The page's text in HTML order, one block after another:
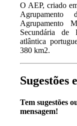
O AEP, criado
Agrupamento
Secundária de
atlântica
380 km2.
Sugestões
Tem sugestões
mensagem!